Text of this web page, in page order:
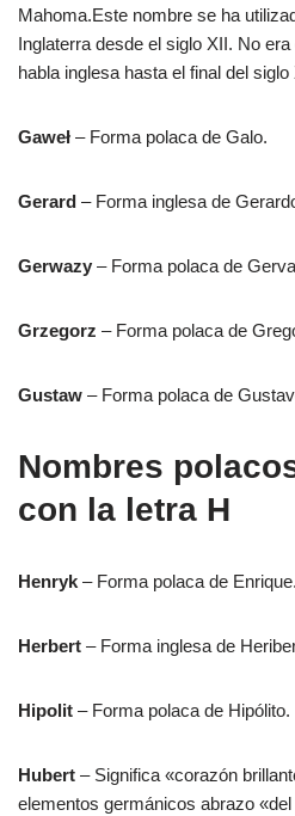
Mahoma.Este nombre se ha
Inglaterra desde el siglo XII. No
habla inglesa hasta el final del siglo
Gaweł – Forma polaca de Galo.
Gerard – Forma inglesa de
Gerwazy – Forma polaca de
Grzegorz – Forma polaca de
Gustaw – Forma polaca de
Nombres
con la letra H
Henryk – Forma polaca de Enrique.
Herbert – Forma inglesa de
Hipolit – Forma polaca de Hipólito.
Hubert – Significa «corazón
elementos germánicos abrazo